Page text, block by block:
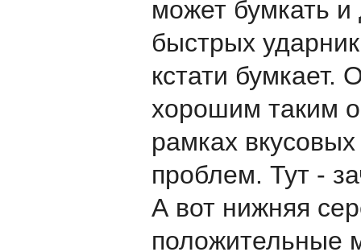
может бумкать
быстрых
кстати бумкает.
хорошим таким
рамках
проблем. Тут -
А вот нижняя
положительные